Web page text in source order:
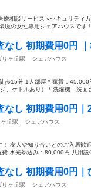
療相談サービス ○セキュリティ
境の女性専用シェアハウスです
なし 初期費用0円
りヶ丘駅
シェアハウス
歩15分 1人部屋 * 家賃：
、ケトルあり） * 洗濯機、洗面
なし 初期費用0円
丘駅
シェアハウス
友人や知り合いとのご入居歓
.水光熱込み：80,000円 共用設
なし 初期費用0円
りヶ丘駅
シェアハウス